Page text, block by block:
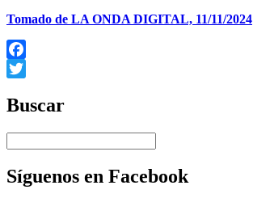
Tomado de LA ONDA DIGITAL, 11/11/2024
Facebook
Buscar
Síguenos en Facebook